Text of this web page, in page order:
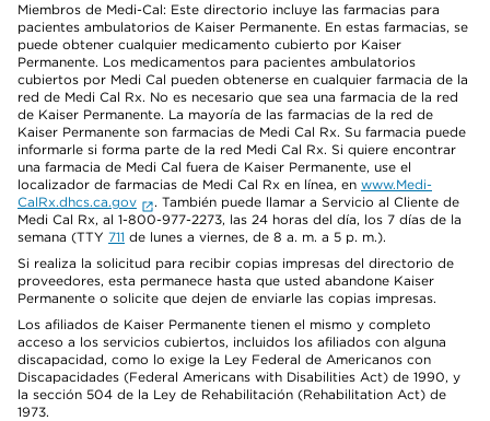
Miembros de Medi-Cal: Este directorio incluye las farmacias para
pacientes ambulatorios de Kaiser Permanente. En estas farmacias, se
puede obtener cualquier medicamento cubierto por Kaiser
Permanente. Los medicamentos para pacientes ambulatorios
cubiertos por Medi Cal pueden obtenerse en cualquier farmacia de la
red de Medi Cal Rx. No es necesario que sea una farmacia de la red
de Kaiser Permanente. La mayoría de las farmacias de la red de
Kaiser Permanente son farmacias de Medi Cal Rx. Su farmacia puede
informarle si forma parte de la red Medi Cal Rx. Si quiere encontrar
una farmacia de Medi Cal fuera de Kaiser Permanente, use el
localizador de farmacias de Medi Cal Rx en línea, en www.Medi-
CalRx.dhcs.ca.gov
. También puede llamar a Servicio al Cliente de
Medi Cal Rx, al 1-800-977-2273, las 24 horas del día, los 7 días de la
semana (TTY 711 de lunes a viernes, de 8 a. m. a 5 p. m.).
Si realiza la solicitud para recibir copias impresas del directorio de
proveedores, esta permanece hasta que usted abandone Kaiser
Permanente o solicite que dejen de enviarle las copias impresas.
Los afiliados de Kaiser Permanente tienen el mismo y completo
acceso a los servicios cubiertos, incluidos los afiliados con alguna
discapacidad, como lo exige la Ley Federal de Americanos con
Discapacidades (Federal Americans with Disabilities Act) de 1990, y
la sección 504 de la Ley de Rehabilitación (Rehabilitation Act) de
1973.